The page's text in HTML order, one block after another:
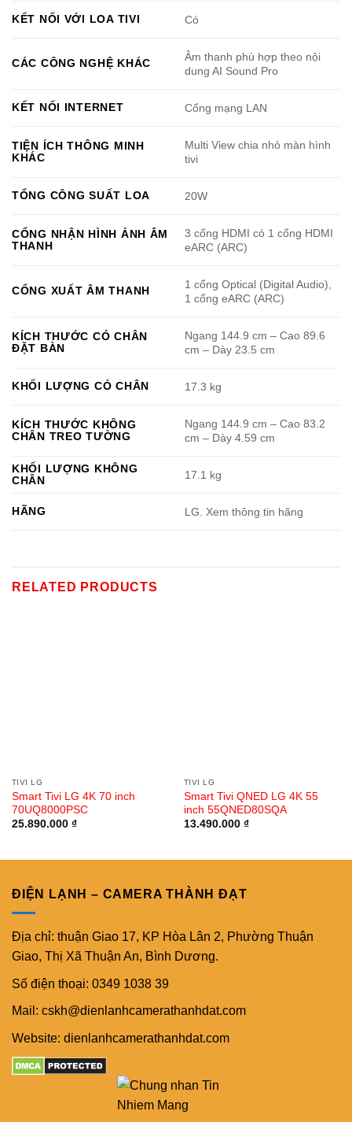
KẾT NỐI VỚI LOA TIVI Có
CÁC CÔNG NGHỆ KHÁC
Âm thanh phù hợp theo nội
dung AI Sound Pro
KẾT NỐI INTERNET Cổng mạng LAN
TIỆN ÍCH THÔNG MINH
KHÁC
Multi View chia nhỏ màn hình
tivi
TỔNG CÔNG SUẤT LOA 20W
CỔNG NHẬN HÌNH ẢNH ÂM
THANH
3 cổng HDMI có 1 cổng HDMI
eARC (ARC)
CỔNG XUẤT ÂM THANH
1 cổng Optical (Digital Audio),
1 cổng eARC (ARC)
KÍCH THƯỚC CÓ CHÂN
ĐẶT BÀN
Ngang 144.9 cm – Cao 89.6
cm – Dày 23.5 cm
KHỐI LƯỢNG CÓ CHÂN 17.3 kg
KÍCH THƯỚC KHÔNG
CHÂN TREO TƯỜNG
Ngang 144.9 cm – Cao 83.2
cm – Dày 4.59 cm
KHỐI LƯỢNG KHÔNG
CHÂN
17.1 kg
HÃNG LG. Xem thông tin hãng
RELATED PRODUCTS
TIVI LG
Smart Tivi LG 4K 70 inch
70UQ8000PSC
25.890.000 ₫
TIVI LG
Smart Tivi QNED LG 4K 55
inch 55QNED80SQA
13.490.000 ₫
ĐIỆN LẠNH – CAMERA THÀNH ĐẠT
Địa chỉ: thuận Giao 17, KP Hòa Lân 2, Phường Thuận
Giao, Thị Xã Thuận An, Bình Dương.
Số điện thoại: 0349 1038 39
Mail: cskh@dienlanhcamerathanhdat.com
Website: dienlanhcamerathanhdat.com